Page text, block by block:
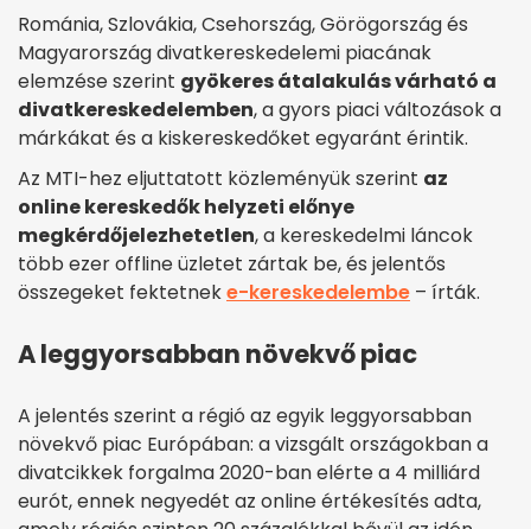
Románia, Szlovákia, Csehország, Görögország és
Magyarország divatkereskedelemi piacának
elemzése szerint gyökeres átalakulás várható a
divatkereskedelemben, a gyors piaci változások a
márkákat és a kiskereskedőket egyaránt érintik.
Az MTI-hez eljuttatott közleményük szerint az
online kereskedők helyzeti előnye
megkérdőjelezhetetlen, a kereskedelmi láncok
több ezer offline üzletet zártak be, és jelentős
összegeket fektetneke-kereskedelembe – írták.
A leggyorsabban növekvő piac
A jelentés szerint a régió az egyik leggyorsabban
növekvő piac Európában: a vizsgált országokban a
divatcikkek forgalma 2020-ban elérte a 4 milliárd
eurót, ennek negyedét az online értékesítés adta,